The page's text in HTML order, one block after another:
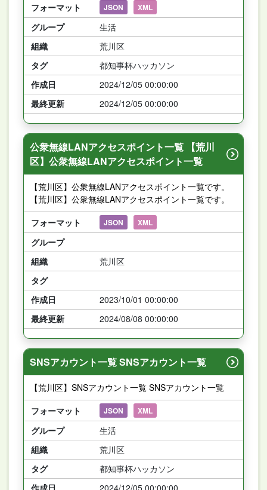
フォーマット
JSON XML
グループ
生活
組織
荒川区
タグ
都知事杯ハッカソン
作成日
2024/12/05 00:00:00
最終更新
2024/12/05 00:00:00
公衆無線LANアクセスポイント一覧 【荒川
区】公衆無線LANアクセスポイント一覧
【荒川区】公衆無線LANアクセスポイント一覧です。
【荒川区】公衆無線LANアクセスポイント一覧です。
フォーマット
JSON XML
グループ
組織
荒川区
タグ
作成日
2023/10/01 00:00:00
最終更新
2024/08/08 00:00:00
SNSアカウント一覧 SNSアカウント一覧
【荒川区】SNSアカウント一覧 SNSアカウント一覧
フォーマット
JSON XML
グループ
生活
組織
荒川区
タグ
都知事杯ハッカソン